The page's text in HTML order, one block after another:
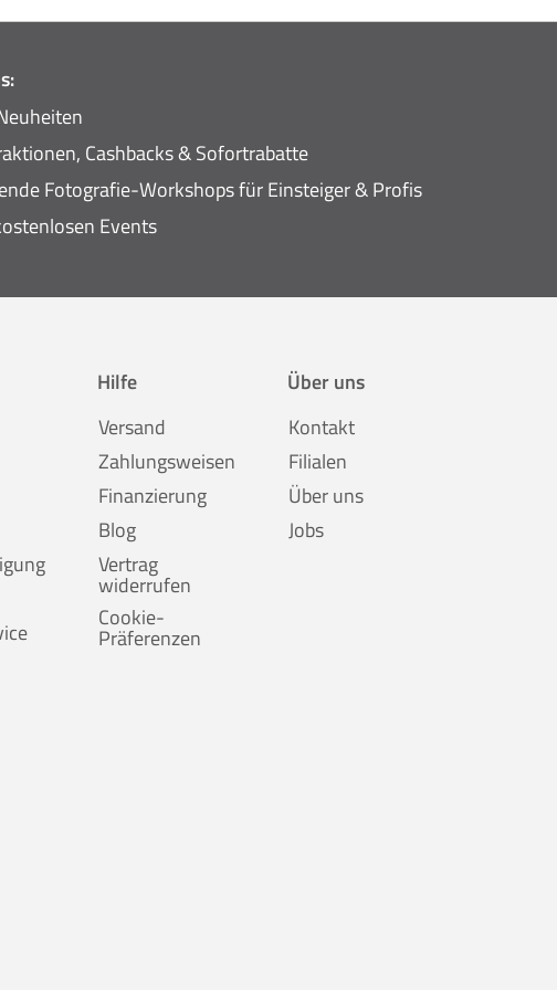
Cashbacks & Sofortrabatte
Fotografie-Workshops für Einsteiger & Profis
Events
Hilfe
Versand
Zahlungsweisen
Finanzierung
Blog
Vertrag
widerrufen
Cookie-
Präferenzen
Über uns
Kontakt
Filialen
Über uns
Jobs